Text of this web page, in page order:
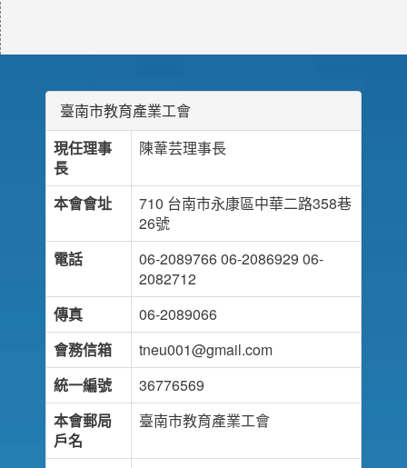
臺南市教育產業工會
現任理事
長
陳葦芸理事長
本會會址
710 台南市永康區中華二路358巷
26號
電話
06-2089766 06-2086929 06-
2082712
傳真
06-2089066
會務信箱
tneu001@gmail.com
統一編號
36776569
本會郵局
戶名
臺南市教育產業工會